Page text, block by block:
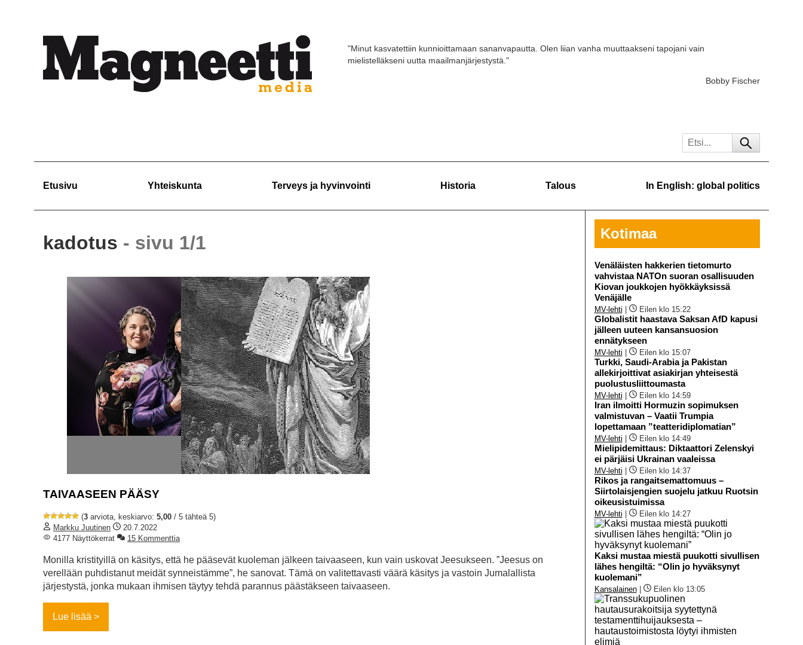
"Minut kasvatettiin kunnioittamaan sananvapautta. Olen liian vanha muuttaakseni tapojani vain
mielistelläkseni uutta maailmanjärjestystä."
Bobby Fischer
Etusivu Yhteiskunta Terveys ja hyvinvointi Historia Talous In English: global politics
kadotus - sivu 1/1
TAIVAASEEN PÄÄSY
(3 arviota, keskiarvo: 5,00 / 5 tähteä 5)
Markku Juutinen
20.7.2022
4177 Näyttökerrat
15 Kommenttia
Monilla kristityillä on käsitys, että he pääsevät kuoleman jälkeen taivaaseen, kun vain uskovat Jeesukseen. ”Jeesus on
verellään puhdistanut meidät synneistämme”, he sanovat. Tämä on valitettavasti väärä käsitys ja vastoin Jumalallista
järjestystä, jonka mukaan ihmisen täytyy tehdä parannus päästäkseen taivaaseen.
Lue lisää
Kotimaa
Venäläisten hakkerien tietomurto
vahvistaa NATOn suoran osallisuuden
Kiovan joukkojen hyökkäyksissä
Venäjälle
MV-lehti Eilen klo 15:22
Globalistit haastava Saksan AfD kapusi
jälleen uuteen kansansuosion
ennätykseen
MV-lehti Eilen klo 15:07
Turkki, Saudi-Arabia ja Pakistan
allekirjoittivat asiakirjan yhteisestä
puolustusliittoumasta
MV-lehti Eilen klo 14:59
Iran ilmoitti Hormuzin sopimuksen
valmistuvan – Vaatii Trumpia
lopettamaan ”teatteridiplomatian”
MV-lehti Eilen klo 14:49
Mielipidemittaus: Diktaattori Zelenskyi
ei pärjäisi Ukrainan vaaleissa
MV-lehti Eilen klo 14:37
Rikos ja rangaitsemattomuus –
Siirtolaisjengien suojelu jatkuu Ruotsin
oikeusistuimissa
MV-lehti Eilen klo 14:27
Kaksi mustaa miestä puukotti sivullisen
lähes hengiltä: “Olin jo hyväksynyt
kuolemani”
Kansalainen| Eilen klo 13:05